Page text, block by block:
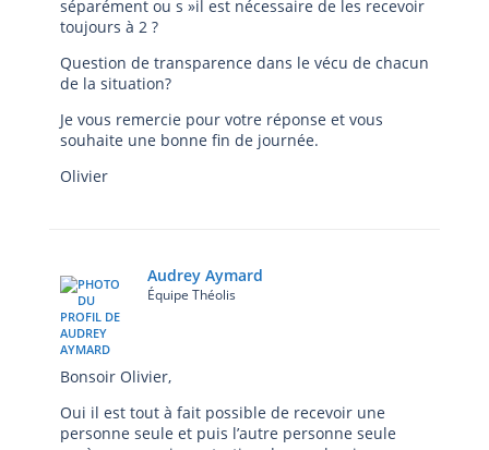
séparément ou s »il est nécessaire de les recevoir
toujours à 2 ?
Question de transparence dans le vécu de chacun
de la situation?
Je vous remercie pour votre réponse et vous
souhaite une bonne fin de journée.
Olivier
Audrey Aymard
Équipe Théolis
Bonsoir Olivier,
Oui il est tout à fait possible de recevoir une
personne seule et puis l’autre personne seule